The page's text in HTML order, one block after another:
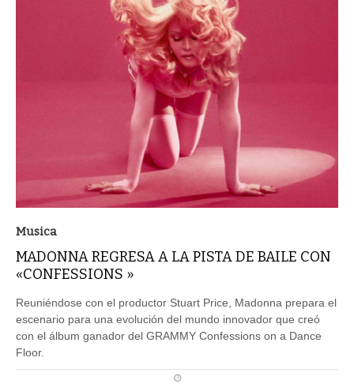
Musica
MADONNA REGRESA A LA PISTA DE BAILE CON
«CONFESSIONS »
Reuniéndose con el productor Stuart Price, Madonna prepara el
escenario para una evolución del mundo innovador que creó
con el álbum ganador del GRAMMY Confessions on a Dance
Floor.